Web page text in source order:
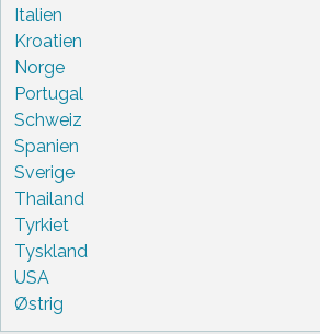
Italien
Kroatien
Norge
Portugal
Schweiz
Spanien
Sverige
Thailand
Tyrkiet
Tyskland
USA
Østrig